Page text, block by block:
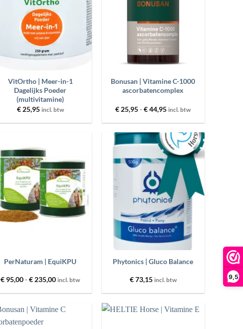
9,5
VitOrtho | Meer-in-1
Dagelijks Poeder
(multivitamine)
€25,95 incl. btw
Bonusan | Vitamine C-1000
ascorbatencomplex
€ 25,95-€44,95Prijsklasse:
tot
incl. btw
Toevoegen
aan
wenslijst
PerNaturam | EquiKPU
€ 95,00-€ 235,00Prijsklasse:
tot
incl. btw
Toevoegen
aan
wenslijst
Phytonics | Gluco Balance
€73,15 incl. btw